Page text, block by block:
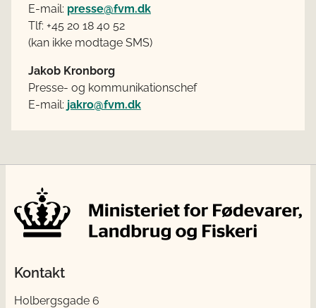
E-mail: presse@fvm.dk
Tlf: +45 20 18 40 52
(kan ikke modtage SMS)
Jakob Kronborg
Presse- og kommunikationschef
E-mail: jakro@fvm.dk
Kontakt
Holbergsgade 6